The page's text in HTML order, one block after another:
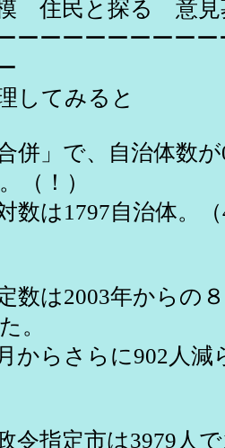
民と探る 意見
ーーーーーーーーー
してみると
併」で、自治体数
（！）
は1797自治体。（
数は2003年からの
。
らさらに902人減
令指定市は3979人